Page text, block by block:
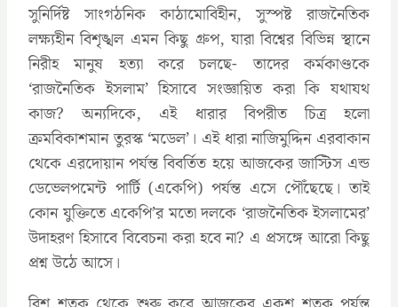
সুনির্দিষ্ট সাংগঠনিক কাঠামোবিহীন, সুস্পষ্ট রাজনৈতিক
লক্ষ্যহীন বিশৃঙ্খল এমন কিছু গ্রুপ, যারা বিশ্বের বিভিন্ন স্থানে
নিরীহ মানুষ হত্যা করে চলছে- তাদের কর্মকাণ্ডকে
‘রাজনৈতিক ইসলাম’ হিসাবে সংজ্ঞায়িত করা কি যথাযথ
কাজ? অন্যদিকে, এই ধারার বিপরীত চিত্র হলো
ক্রমবিকাশমান তুরস্ক ‘মডেল’। এই ধারা নাজিমুদ্দিন এরবাকান
থেকে এরদোয়ান পর্যন্ত বিবর্তিত হয়ে আজকের জাস্টিস এন্ড
ডেভেলপমেন্ট পার্টি (একেপি) পর্যন্ত এসে পৌঁছেছে। তাই
কোন যুক্তিতে একেপি’র মতো দলকে ‘রাজনৈতিক ইসলামের’
উদাহরণ হিসাবে বিবেচনা করা হবে না? এ প্রসঙ্গে আরো কিছু
প্রশ্ন উঠে আসে।